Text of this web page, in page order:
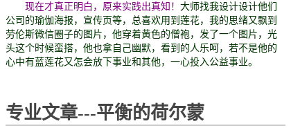
现在才真正明白，原来实践出真知！ 大师找我设计设计他们
公司的瑜伽海报，宣传页等，总喜欢用到莲花，我的思绪又飘到
劳伦斯微信圈子的图片，他穿着黄色的僧袍，发了一个图片，光
头这个时候蛮搭，他也拿自己幽默，看到的人乐呵，若不是他的
心中有蓝莲花又怎会放下事业和其他，一心投入公益事业。
专业文章---平衡的荷尔蒙